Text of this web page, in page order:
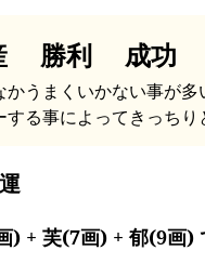
勝利 成功
かうまくいかない事が
する事によってきっちり
) + 芙(7画) + 郁(9画)